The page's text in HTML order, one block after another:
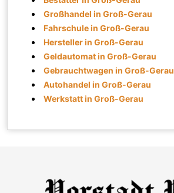
Großhandel in Groß-Gerau
Fahrschule in Groß-Gerau
Hersteller in Groß-Gerau
Geldautomat in Groß-Gerau
Gebrauchtwagen in Groß-Gerau
Autohandel in Groß-Gerau
Werkstatt in Groß-Gerau